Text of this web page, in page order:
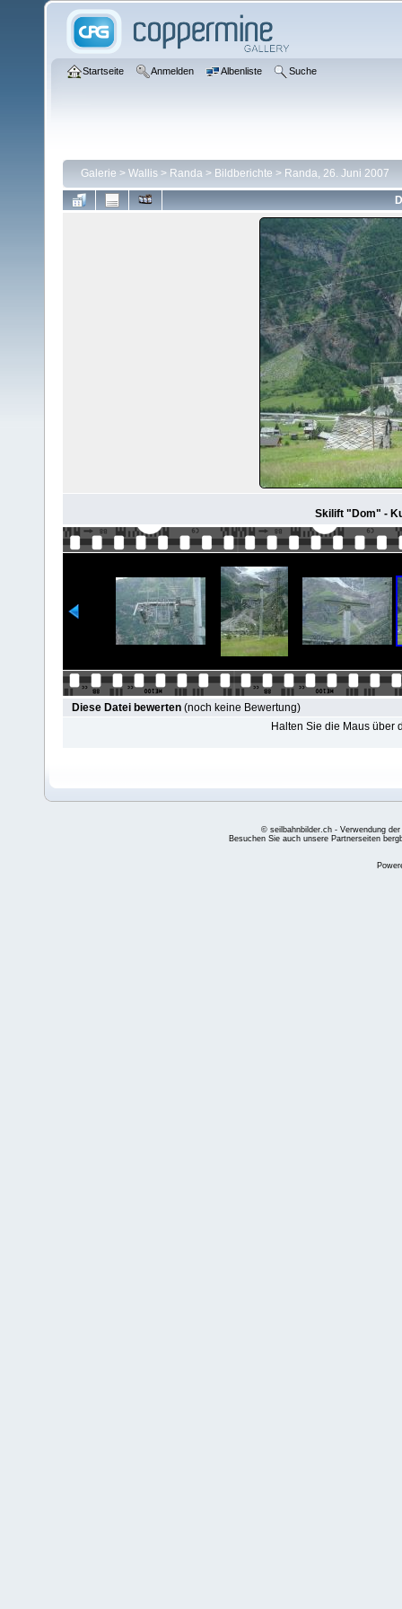
Startseite Anmelden Albenliste Suche
Galerie > Wallis > Randa > Bildberichte > Randa, 26. Juni 2007
Skilift "Dom" -
Diese Datei bewerten (noch keine Bewertung)
Halten Sie die Maus über
© seilbahnbilder.ch - Verwendung
Besuchen Sie auch unsere Partnerseiten